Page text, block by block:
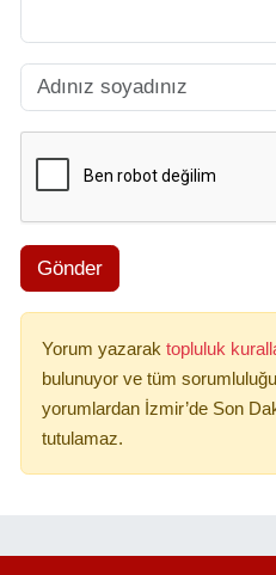
Gönder
Yorum yazarak topluluk
bulunuyor ve tüm
yorumlardan İzmir’de Son
tutulamaz.